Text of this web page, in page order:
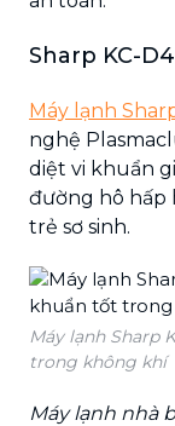
Sharp KC-
Máy lạnh
nghệ
diệt vi khuẩn
đường hô hấp
trẻ sơ sinh.
Máy lạnh Sharp
trong không khí
Máy lạnh nhà